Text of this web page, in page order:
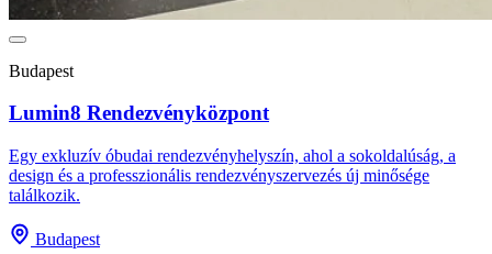
Budapest
Lumin8 Rendezvényközpont
Egy exkluzív óbudai rendezvényhelyszín, ahol a sokoldalúság, a
design és a professzionális rendezvényszervezés új minősége
találkozik.
Budapest